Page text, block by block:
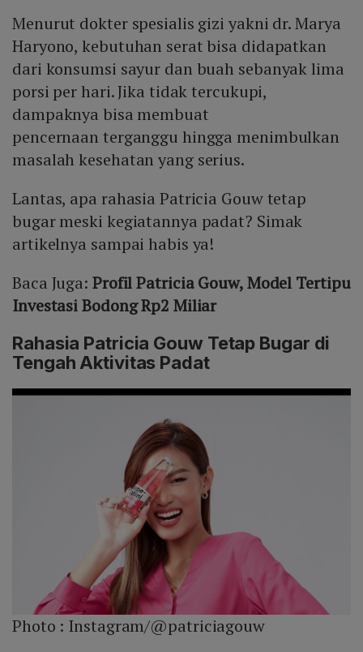
Menurut dokter spesialis gizi yakni dr. Marya
Haryono, kebutuhan serat bisa didapatkan
dari konsumsi sayur dan buah sebanyak lima
porsi per hari. Jika tidak tercukupi,
dampaknya bisa membuat
pencernaan terganggu hingga menimbulkan
masalah kesehatan yang serius.
Lantas, apa rahasia Patricia Gouw tetap
bugar meski kegiatannya padat? Simak
artikelnya sampai habis ya!
Baca Juga: Profil Patricia Gouw, Model Tertipu
Investasi Bodong Rp2 Miliar
Rahasia Patricia Gouw Tetap Bugar di
Tengah Aktivitas Padat
Photo : Instagram/@patriciagouw